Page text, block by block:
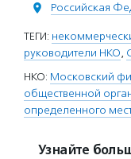
Российская
ТЕГИ:
руководители НКО,
НКО: Московский
общественной
определенного
Узнайте